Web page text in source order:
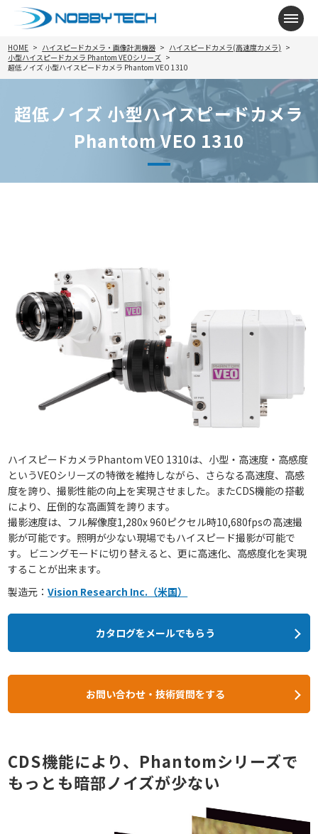
メニ
HOME ハイスピードカメラ・画像計測機器
ハイスピードカメラ(高速度カメラ)
小型ハイスピードカメラ Phantom VEOシリーズ
超低ノイズ 小型ハイスピードカメラ Phantom VEO 1310
超低ノイズ 小型ハイスピードカメラ
Phantom VEO 1310
ハイスピードカメラPhantom VEO 1310は、小型・高速度・高感度
というVEOシリーズの特徴を維持しながら、さらなる高速度、高感
度を誇り、撮影性能の向上を実現させました。またCDS機能の搭載
により、圧倒的な高画質を誇ります。
撮影速度は、フル解像度1,280x 960ピクセル時10,680fpsの高速撮
影が可能です。照明が少ない現場でもハイスピード撮影が可能で
す。 ビニングモードに切り替えると、更に高速化、高感度化を実現
することが出来ます。
製造元：Vision Research Inc.（米国）
カタログをメールでもらう
お問い合わせ・技術質問をする
CDS機能により、Phantomシリーズで
もっとも暗部ノイズが少ない